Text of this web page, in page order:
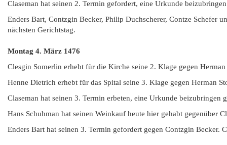
Claseman hat seinen 2. Termin gefordert, eine Urkunde
Enders Bart, Contzgin Becker, Philip Duchscherer, Contze Schefer
nächsten Gerichtstag.
Montag 4. März 1476
Clesgin Somerlin erhebt für die Kirche seine 2. Klage gegen Herman
Henne Dietrich erhebt für das Spital seine 3. Klage gegen Herman
Claseman hat seinen 3. Termin erbeten, eine Urkunde beizubringen
Hans Schuhman hat seinen Weinkauf heute hier gehabt gegenüber
Enders Bart hat seinen 3. Termin gefordert gegen Contzgin Becker.